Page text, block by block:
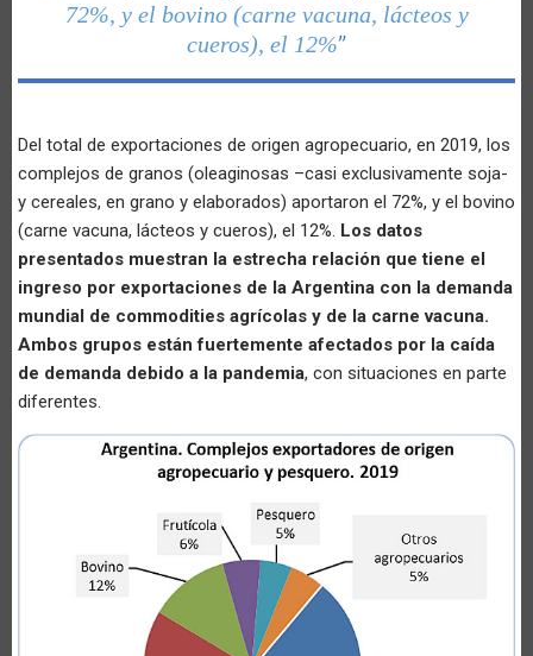
72%, y el bovino (carne vacuna, lácteos y
cueros), el 12%”
Del total de exportaciones de origen agropecuario, en 2019, los
complejos de granos (oleaginosas –casi exclusivamente soja-
y cereales, en grano y elaborados) aportaron el 72%, y el bovino
(carne vacuna, lácteos y cueros), el 12%. Los datos
presentados muestran la estrecha relación que tiene el
ingreso por exportaciones de la Argentina con la demanda
mundial de commodities agrícolas y de la carne vacuna.
Ambos grupos están fuertemente afectados por la caída
de demanda debido a la pandemia, con situaciones en parte
diferentes.